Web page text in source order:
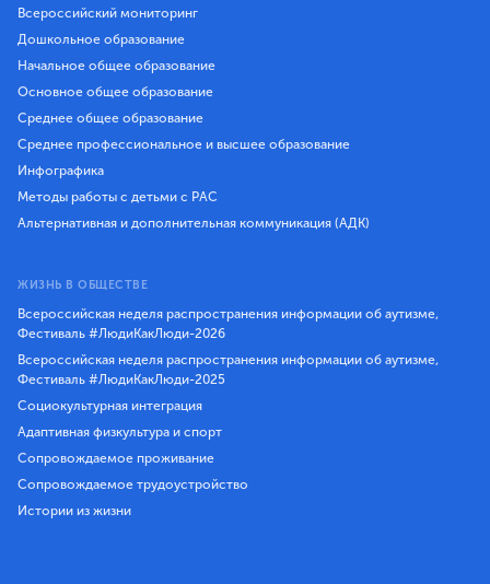
Всероссийский мониторинг
Дошкольное образование
Начальное общее образование
Основное общее образование
Среднее общее образование
Среднее профессиональное и высшее образование
Инфографика
Методы работы с детьми с РАС
Альтернативная и дополнительная коммуникация (АДК)
ЖИЗНЬ В ОБЩЕСТВЕ
Всероссийская неделя распространения информации об аутизме,
Фестиваль #ЛюдиКакЛюди-2026
Всероссийская неделя распространения информации об аутизме,
Фестиваль #ЛюдиКакЛюди-2025
Социокультурная интеграция
Адаптивная физкультура и спорт
Сопровождаемое проживание
Сопровождаемое трудоустройство
Истории из жизни